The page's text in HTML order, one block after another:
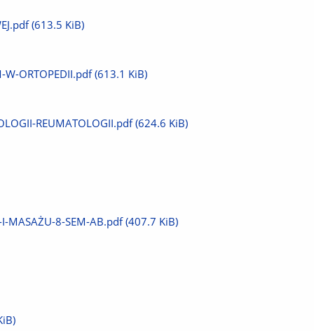
(613.5 KiB)
W-ORTOPEDII.pdf (613.1 KiB)
REUMATOLOGII.pdf (624.6 KiB)
I-MASAŻU-8-SEM-AB.pdf (407.7 KiB)